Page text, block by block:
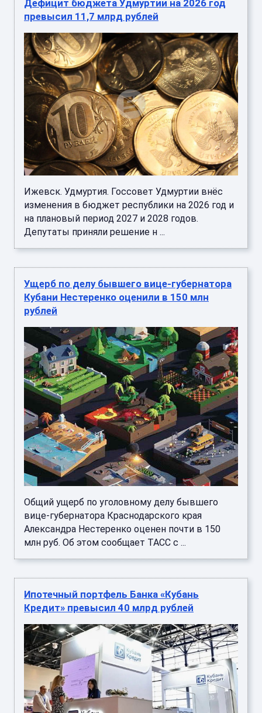
Дефицит бюджета Удмуртии на 2026 год
превысил 11,7 млрд рублей
Ижевск. Удмуртия. Госсовет Удмуртии внёс
изменения в бюджет республики на 2026 год и
на плановый период 2027 и 2028 годов.
Депутаты приняли решение н ...
Ущерб по делу бывшего вице-губернатора
Кубани Нестеренко оценили в 150 млн
рублей
Общий ущерб по уголовному делу бывшего
вице-губернатора Краснодарского края
Александра Нестеренко оценен почти в 150
млн руб. Об этом сообщает ТАСС с ...
Ипотечный портфель Банка «Кубань
Кредит» превысил 40 млрд рублей